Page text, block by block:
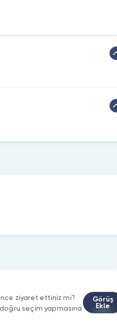
önce ziyaret ettiniz mi?
seçim yapmasına
Görüş
Ekle